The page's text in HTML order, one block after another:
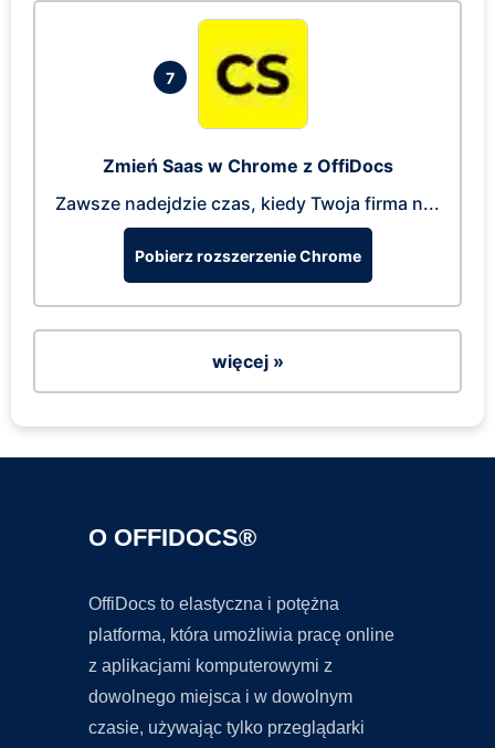
7
Zmień Saas w Chrome z OffiDocs
Zawsze nadejdzie czas, kiedy Twoja firma n...
Pobierz rozszerzenie Chrome
więcej »
O OFFIDOCS®
OffiDocs to elastyczna i potężna
platforma, która umożliwia pracę online
z aplikacjami komputerowymi z
dowolnego miejsca i w dowolnym
czasie, używając tylko przeglądarki